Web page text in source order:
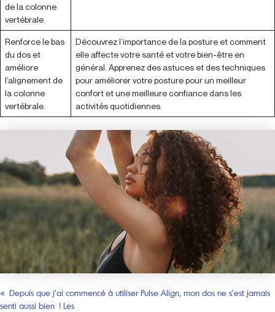
de la colonne
vertébrale.
Renforce le bas
du dos et
améliore
l’alignement de
la colonne
vertébrale.
Découvrez l’importance de la posture et comment
elle affecte votre santé et votre bien-être en
général. Apprenez des astuces et des techniques
pour améliorer votre posture pour un meilleur
confort et une meilleure confiance dans les
activités quotidiennes.
« Depuis que j’ai commencé à utiliser Pulse Align, mon dos ne s’est jamais
senti aussi bien ! Les